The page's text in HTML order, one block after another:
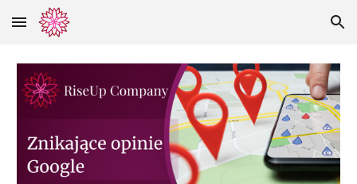
Skip to main content Skip to navigation